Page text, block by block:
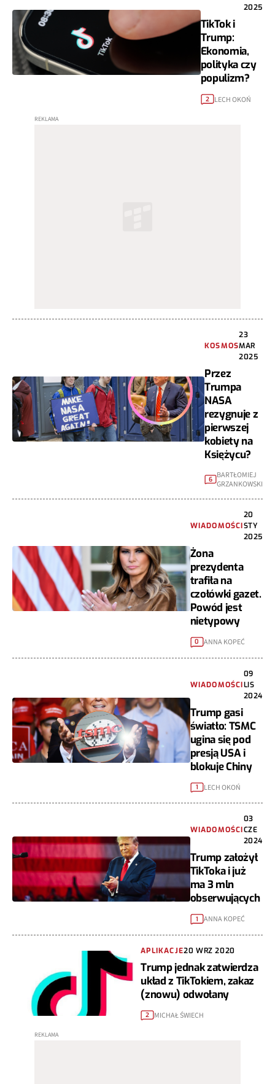
2025
TikTok i
Trump:
Ekonomia,
polityka czy
populizm?
2 LECH OKOŃ
KOSMOS
23
MAR
2025
Przez
Trumpa
NASA
rezygnuje z
pierwszej
kobiety na
Księżycu?
6
BARTŁOMIEJ
GRZANKOWSKI
WIADOMOŚCI
20
STY
2025
Żona
prezydenta
trafiła na
czołówki gazet.
Powód jest
nietypowy
0 ANNA KOPEĆ
WIADOMOŚCI
09
LIS
2024
Trump gasi
światło: TSMC
ugina się pod
presją USA i
blokuje Chiny
1 LECH OKOŃ
WIADOMOŚCI
03
CZE
2024
Trump założył
TikToka i już
ma 3 mln
obserwujących
1 ANNA KOPEĆ
APLIKACJE20 WRZ 2020
Trump jednak zatwierdza
układ z TikTokiem, zakaz
(znowu) odwołany
2 MICHAŁ ŚWIECH